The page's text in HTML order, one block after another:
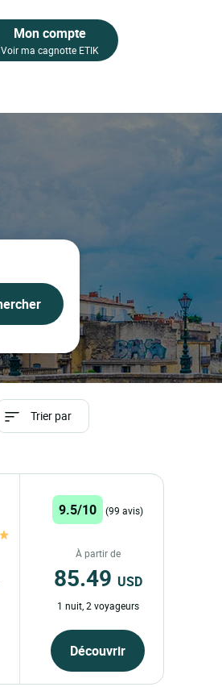
Mon compte
Voir ma cagnotte ETIK
Trier par
9.5/10 (99 avis)
À partir de
85.49 USD
1 nuit, 2 voyageurs
Découvrir